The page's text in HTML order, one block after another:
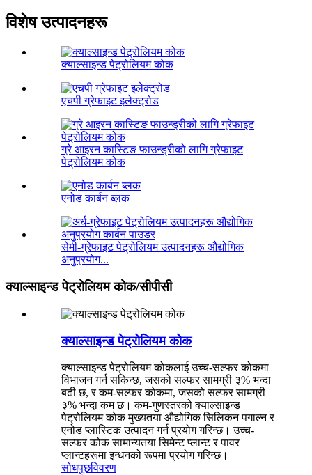
विशेष उत्पादनहरू
क्याल्साइन्ड पेट्रोलियम कोक
एचपी ग्रेफाइट इलेक्ट्रोड
ग्रे आइरन कास्टिङ फाउन्ड्रीको लागि ग्रेफाइट
पेट्रोलियम कोक
एनोड कार्बन ब्लक
सेमी-ग्रेफाइट पेट्रोलियम उत्पादनहरू औद्योगिक
अनुप्रयोग...
क्याल्साइन्ड पेट्रोलियम कोक/सीपीसी
क्याल्साइन्ड पेट्रोलियम कोक
क्याल्साइन्ड पेट्रोलियम कोकलाई उच्च-सल्फर कोकमा
विभाजन गर्न सकिन्छ, जसको सल्फर सामग्री ३% भन्दा
बढी छ, र कम-सल्फर कोकमा, जसको सल्फर सामग्री
३% भन्दा कम छ। कम-गुणस्तरको क्याल्साइन्ड
पेट्रोलियम कोक मुख्यतया औद्योगिक सिलिकन पगाल्न र
एनोड प्लास्टिक उत्पादन गर्न प्रयोग गरिन्छ। उच्च-
सल्फर कोक सामान्यतया सिमेन्ट प्लान्ट र पावर
प्लान्टहरूमा इन्धनको रूपमा प्रयोग गरिन्छ।
सोधपुछविवरण